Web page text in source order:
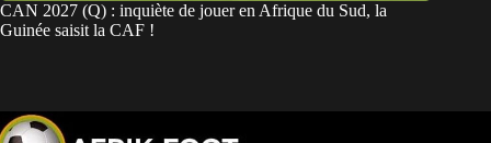
CAN 2027 (Q) : inquiète de jouer en Afrique du Sud, la
Guinée saisit la CAF !